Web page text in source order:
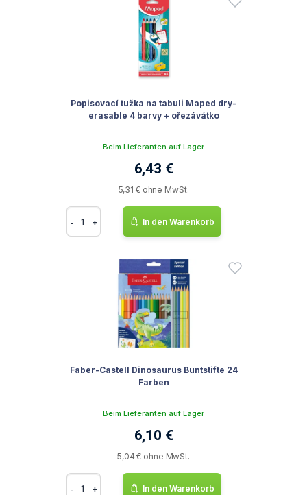
Popisovací tužka na tabuli Maped dry-
erasable 4 barvy + ořezávátko
Beim Lieferanten auf Lager
6,43 €
5,31 € ohne MwSt.
- + In den Warenkorb
Faber-Castell Dinosaurus Buntstifte 24
Farben
Beim Lieferanten auf Lager
6,10 €
5,04 € ohne MwSt.
- + In den Warenkorb